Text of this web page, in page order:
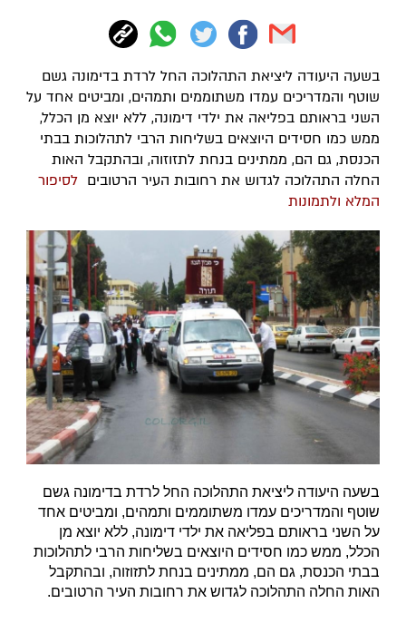
בשעה היעודה ליציאת התהלוכה החל לרדת בדימונה גשם
שוטף והמדריכים עמדו משתוממים ותמהים, ומביטים אחד על
השני בראותם בפליאה את ילדי דימונה, ללא יוצא מן הכלל,
ממש כמו חסידים היוצאים בשליחות הרבי לתהלוכות בבתי
הכנסת, גם הם, ממתינים בנחת לתזוזוה, ובהתקבל האות
החלה התהלוכה לגדוש את רחובות העיר הרטובים לסיפור
המלא ולתמונות
בשעה היעודה ליציאת התהלוכה החל לרדת בדימונה גשם
שוטף והמדריכים עמדו משתוממים ותמהים, ומביטים אחד
על השני בראותם בפליאה את ילדי דימונה, ללא יוצא מן
הכלל, ממש כמו חסידים היוצאים בשליחות הרבי לתהלוכות
בבתי הכנסת, גם הם, ממתינים בנחת לתזוזוה, ובהתקבל
האות החלה התהלוכה לגדוש את רחובות העיר הרטובים.